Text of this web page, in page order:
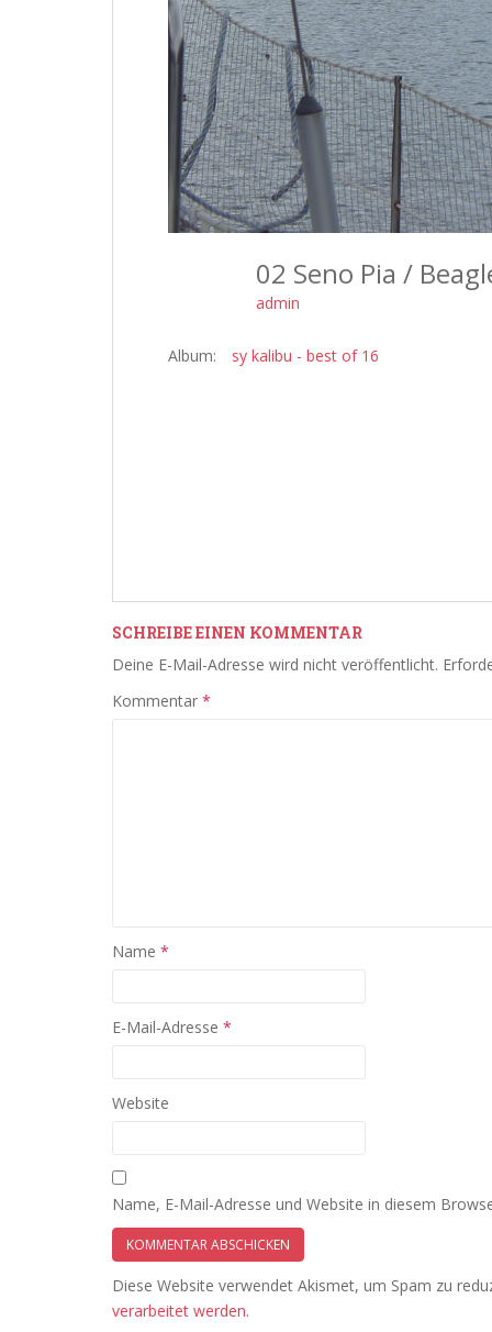
02 Seno Pia /
admin
Album: sy kalibu - best of 16
SCHREIBE EINEN KOMMENTAR
Deine E-Mail-Adresse wird nicht veröffentlicht.
Kommentar *
Name *
E-Mail-Adresse *
Website
Name, E-Mail-Adresse und Website in diesem
Diese Website verwendet Akismet, um Spam zu
verarbeitet werden.